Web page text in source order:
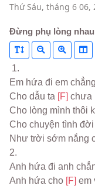
Thứ Sáu, tháng 6 06,
Đừng phụ lòng nhau
1.
Em hứa đi em
Cho dẫu ta [F] chưa
Cho lòng mình thôi
Cho chuyện tình
Như trời sớm nắng
2.
Anh hứa đi anh
Anh hứa cho [F] em